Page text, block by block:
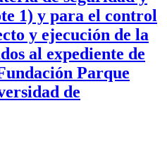
1) y para el control
y ejecución de la
al expediente de
Parque
de